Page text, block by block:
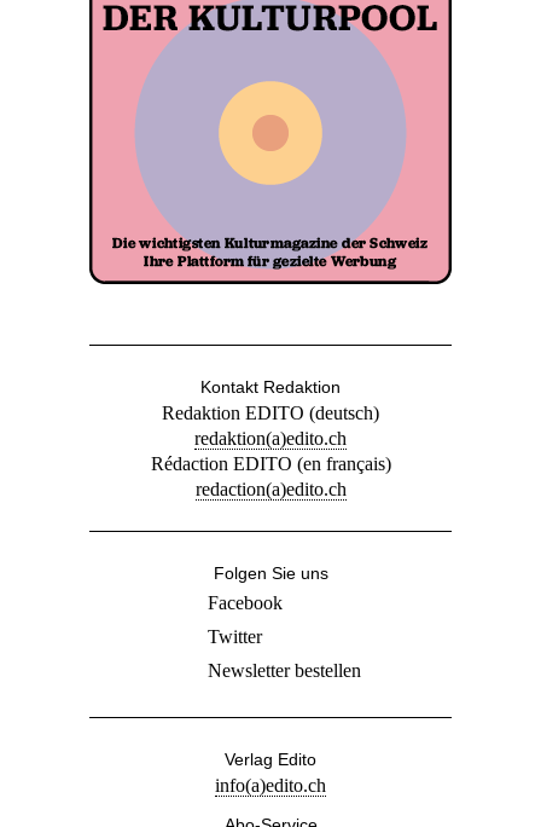
Kontakt Redaktion
Redaktion EDITO (deutsch)
redaktion(a)edito.ch
Rédaction EDITO (en français)
redaction(a)edito.ch
Folgen Sie uns
Facebook
Twitter
Newsletter bestellen
Verlag Edito
info(a)edito.ch